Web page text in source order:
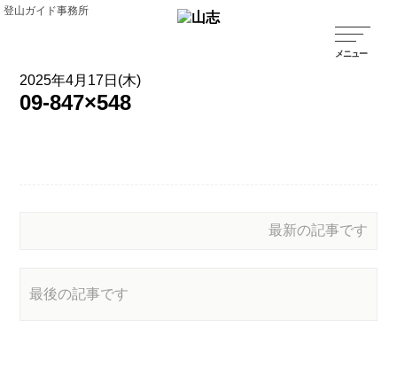
登山ガイド事務所
2025年4月17日(木)
09-847×548
最新の記事です
最後の記事です